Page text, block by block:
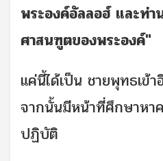
พระองค์อัลลอฮ์ และท่
ศาสนฑูตของพระองค์"
แค่นี้ได้เป็น ชายพุทธเข้
จากนั้นมีหน้าที่ศึกษาหา
ปฏิบัติ